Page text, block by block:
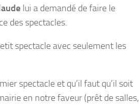
lui a demandé de faire le
des spectacles.
spectacle avec seulement les
spectacle et qu’il faut qu’il soit
en notre faveur (prêt de salles,